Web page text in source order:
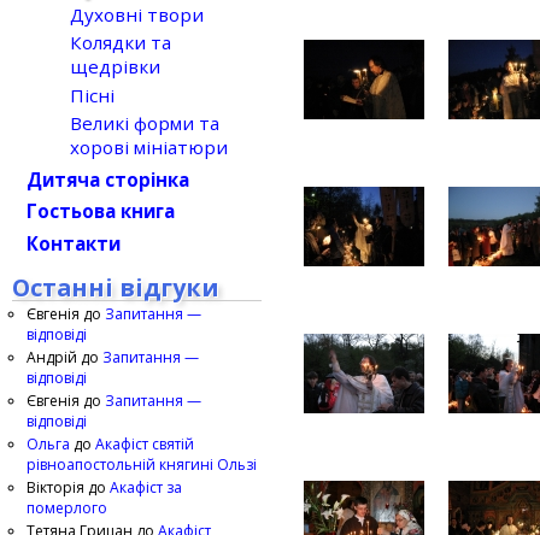
Духовні твори
Колядки та
щедрівки
Пісні
Великі форми та
хорові мініатюри
Дитяча сторінка
Гостьова книга
Контакти
Останні відгуки
Євгенія до Запитання —
відповіді
Андрій до Запитання —
відповіді
Євгенія до Запитання —
відповіді
Ольга до Акафіст святій
рівноапостольній княгині Ользі
Вікторія до Акафіст за
померлого
Тетяна Грицан до Акафіст